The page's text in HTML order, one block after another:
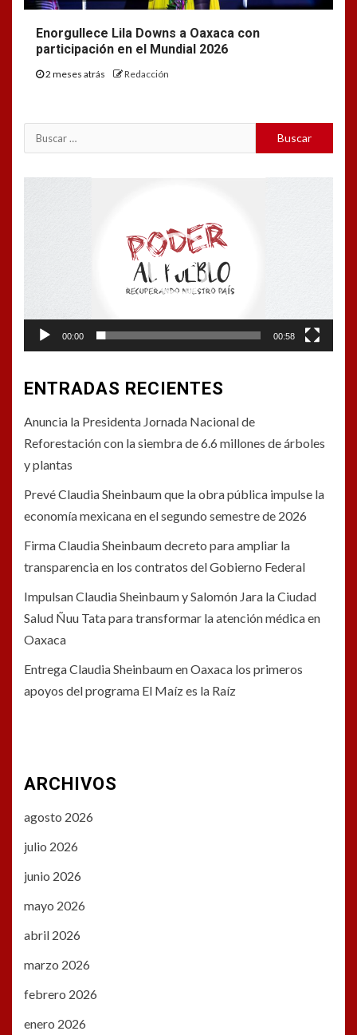
Enorgullece Lila Downs a Oaxaca con
participación en el Mundial 2026
2 meses atrás Redacción
Buscar:
00:00 00:58
ENTRADAS RECIENTES
Anuncia la Presidenta Jornada Nacional de
Reforestación con la siembra de 6.6 millones de árboles
y plantas
Prevé Claudia Sheinbaum que la obra pública impulse la
economía mexicana en el segundo semestre de 2026
Firma Claudia Sheinbaum decreto para ampliar la
transparencia en los contratos del Gobierno Federal
Impulsan Claudia Sheinbaum y Salomón Jara la Ciudad
Salud Ñuu Tata para transformar la atención médica en
Oaxaca
Entrega Claudia Sheinbaum en Oaxaca los primeros
apoyos del programa El Maíz es la Raíz
ARCHIVOS
agosto 2026
julio 2026
junio 2026
mayo 2026
abril 2026
marzo 2026
febrero 2026
enero 2026